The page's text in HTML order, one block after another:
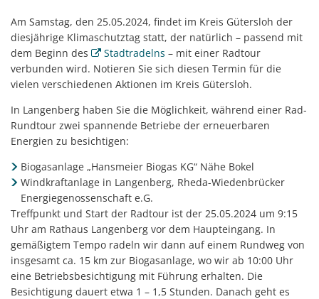
Am Samstag, den 25.05.2024, findet im Kreis Gütersloh der
diesjährige Klimaschutztag statt, der natürlich – passend mit
dem Beginn des
Stadtradelns – mit einer Radtour
verbunden wird. Notieren Sie sich diesen Termin für die
vielen verschiedenen Aktionen im Kreis Gütersloh.
In Langenberg haben Sie die Möglichkeit, während einer Rad-
Rundtour zwei spannende Betriebe der erneuerbaren
Energien zu besichtigen:
Biogasanlage „Hansmeier Biogas KG“ Nähe Bokel
Windkraftanlage in Langenberg, Rheda-Wiedenbrücker
Energiegenossenschaft e.G.
Treffpunkt und Start der Radtour ist der 25.05.2024 um 9:15
Uhr am Rathaus Langenberg vor dem Haupteingang. In
gemäßigtem Tempo radeln wir dann auf einem Rundweg von
insgesamt ca. 15 km zur Biogasanlage, wo wir ab 10:00 Uhr
eine Betriebsbesichtigung mit Führung erhalten. Die
Besichtigung dauert etwa 1 – 1,5 Stunden. Danach geht es